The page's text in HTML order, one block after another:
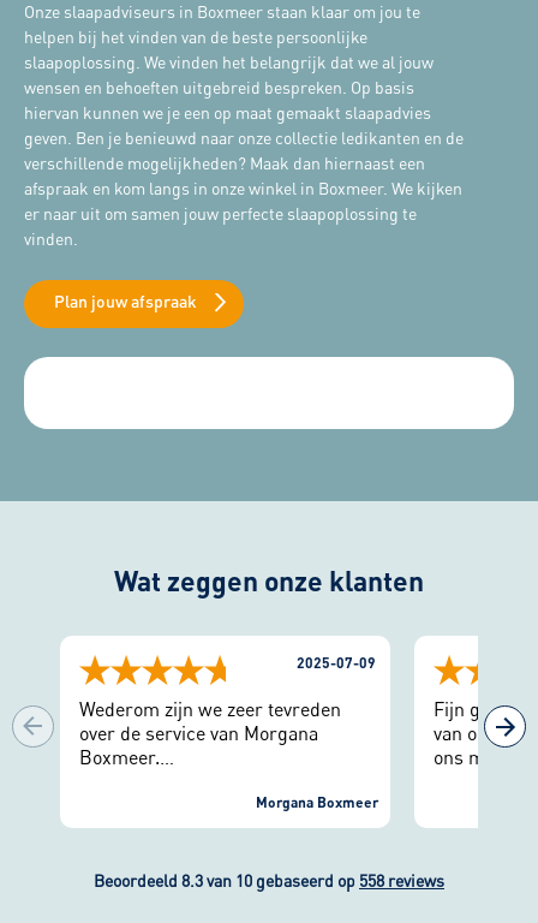
Onze slaapadviseurs in Boxmeer staan klaar om jou te
helpen bij het vinden van de beste persoonlijke
slaapoplossing. We vinden het belangrijk dat we al jouw
wensen en behoeften uitgebreid bespreken. Op basis
hiervan kunnen we je een op maat gemaakt slaapadvies
geven. Ben je benieuwd naar onze collectie ledikanten en de
verschillende mogelijkheden? Maak dan hiernaast een
afspraak en kom langs in onze winkel in Boxmeer. We kijken
er naar uit om samen jouw perfecte slaapoplossing te
vinden.
Plan jouw afspraak
Wat zeggen onze klanten
2025-07-09
Wederom zijn we zeer tevreden
over de service van Morgana
Boxmeer.
afspraak kwam men langs om het
defect aan ons bed te verhelpen.
snel en vakkundig geholpen. Het
Morgana Boxmeer
Fijn
van ons
ons mee
Beoordeeld 8.3 van 10 gebaseerd op 558 reviews